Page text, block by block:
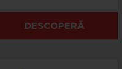
DESCOPERĂ